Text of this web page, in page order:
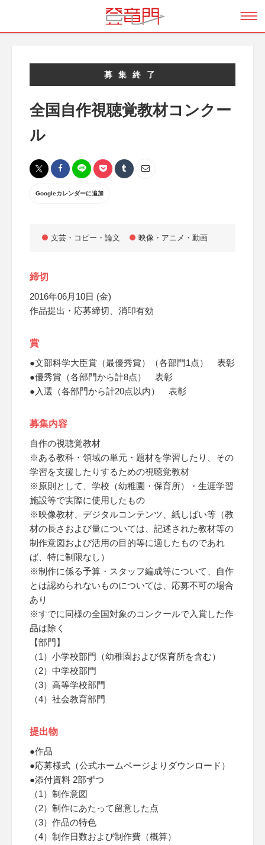
募集終了
全国自作視聴覚教材コンクー
ル
Googleカレンダーに追加
文芸・コピー・論文 映像・アニメ・動画
締切
2016年06月10日 (金)
作品提出・応募締切、消印有効
賞
●文部科学大臣賞（最優秀賞）（各部門1点） 表彰
●優秀賞（各部門から計8点） 表彰
●入選（各部門から計20点以内） 表彰
募集内容
自作の視聴覚教材
※ある教科・領域の単元・題材を学習したり、その
学習を支援したりするための視聴覚教材
※原則として、学校（幼稚園・保育所）・生涯学習
施設等で実際に使用したもの
※映像教材、デジタルコンテンツ、紙しばい等（教
材の長さおよび量については、記述された教材等の
制作意図および活用の目的等に適したものであれ
ば、特に制限なし）
※制作に係る予算・スタッフ編成等について、自作
とは認められないものについては、応募不可の場合
あり
※すでに同様の全国対象のコンクールで入賞した作
品は除く
【部門】
（1）小学校部門（幼稚園および保育所を含む）
（2）中学校部門
（3）高等学校部門
（4）社会教育部門
提出物
●作品
●応募様式（公式ホームページよりダウンロード）
●添付資料 2部ずつ
（1）制作意図
（2）制作にあたって留意した点
（3）作品の特色
（4）制作日数および制作費（概算）